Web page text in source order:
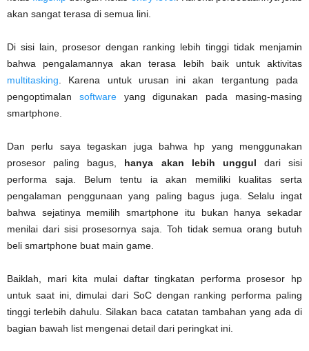
akan sangat terasa di semua lini.
Di sisi lain, prosesor dengan ranking lebih tinggi tidak menjamin
bahwa pengalamannya akan terasa lebih baik untuk aktivitas
multitasking . Karena untuk urusan ini akan tergantung pada
pengoptimalan softwareyang digunakan pada masing-masing
smartphone.
Dan perlu saya tegaskan juga bahwa hp yang menggunakan
prosesor paling bagus, hanya akan lebih unggul dari sisi
performa saja. Belum tentu ia akan memiliki kualitas serta
pengalaman penggunaan yang paling bagus juga. Selalu ingat
bahwa sejatinya memilih smartphone itu bukan hanya sekadar
menilai dari sisi prosesornya saja. Toh tidak semua orang butuh
beli smartphone buat main game.
Baiklah, mari kita mulai daftar tingkatan performa prosesor hp
untuk saat ini, dimulai dari SoC dengan ranking performa paling
tinggi terlebih dahulu. Silakan baca catatan tambahan yang ada di
bagian bawah list mengenai detail dari peringkat ini.